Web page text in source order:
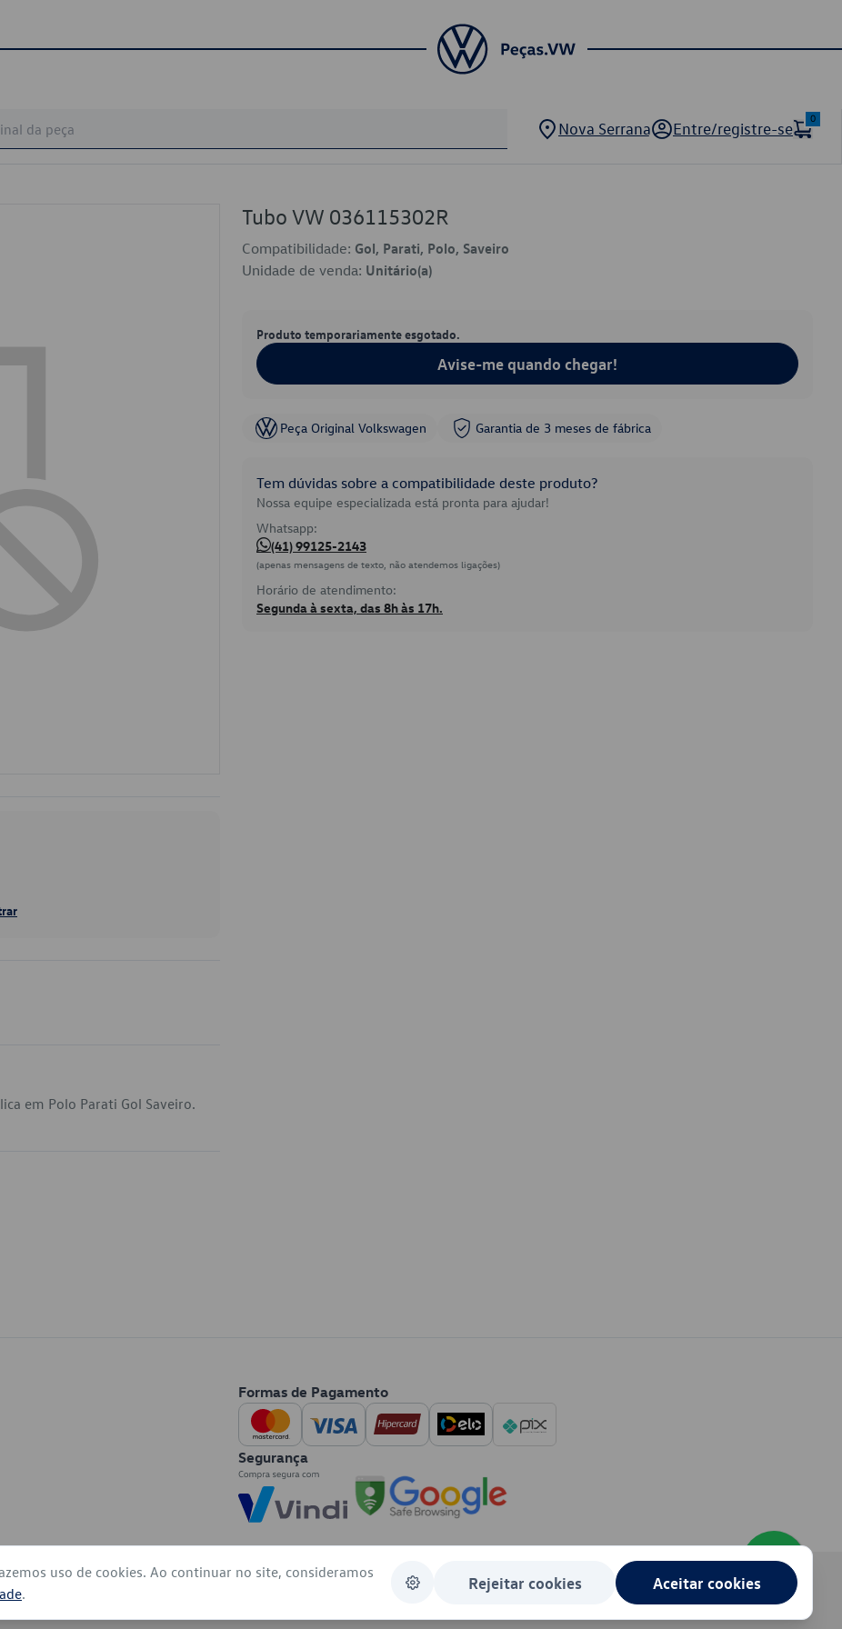
Nova Serrana Entre/registre-se
0
em Polo Parati Gol Saveiro.
Tubo VW 036115302R
Compatibilidade: Gol, Parati, Polo, Saveiro
Unidade de venda: Unitário(a)
Produto temporariamente esgotado.
Avise-me quando chegar!
Peça Original Volkswagen Garantia de 3 meses de fábrica
Tem dúvidas sobre a compatibilidade deste produto?
Nossa equipe especializada está pronta para ajudar!
Whatsapp:
(41) 99125-2143
(apenas mensagens de texto, não atendemos ligações)
Horário de atendimento:
Segunda à sexta, das 8h às 17h.
Formas de Pagamento
Segurança
uso de cookies. Ao continuar no site, consideramos
.
Rejeitar cookies Aceitar cookies